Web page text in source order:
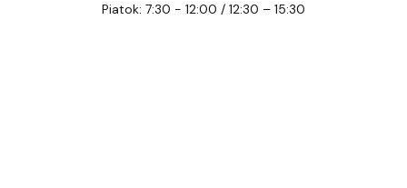
Piatok: 7:30 - 12:00 / 12:30 – 15:30